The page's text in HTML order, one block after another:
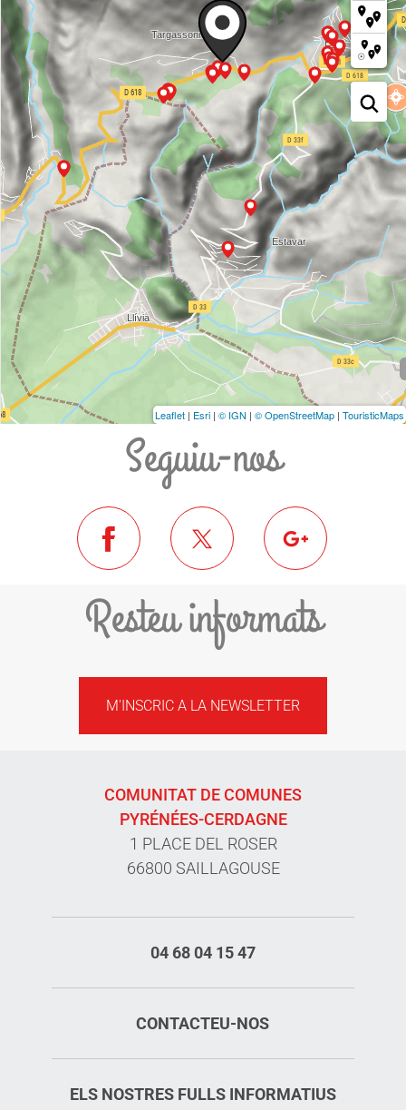
Leaflet | Esri | © IGN | © OpenStreetMap | TouristicMaps
Seguiu-nos
Resteu informats
M'INSCRIC A LA NEWSLETTER
COMUNITAT DE COMUNES
PYRÉNÉES-CERDAGNE
1 PLACE DEL ROSER
66800 SAILLAGOUSE
04 68 04 15 47
CONTACTEU-NOS
ELS NOSTRES FULLS INFORMATIUS